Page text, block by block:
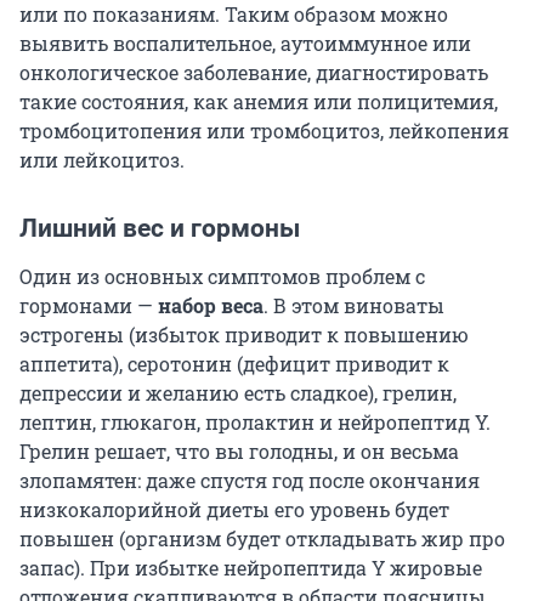
или по показаниям. Таким образом можно
выявить воспалительное, аутоиммунное или
онкологическое заболевание, диагностировать
такие состояния, как анемия или полицитемия,
тромбоцитопения или тромбоцитоз, лейкопения
или лейкоцитоз.
Лишний вес и гормоны
Один из основных симптомов проблем с
гормонами — набор веса. В этом виноваты
эстрогены (избыток приводит к повышению
аппетита), серотонин (дефицит приводит к
депрессии и желанию есть сладкое), грелин,
лептин, глюкагон, пролактин и нейропептид Y.
Грелин решает, что вы голодны, и он весьма
злопамятен: даже спустя год после окончания
низкокалорийной диеты его уровень будет
повышен (организм будет откладывать жир про
запас). При избытке нейропептида Y жировые